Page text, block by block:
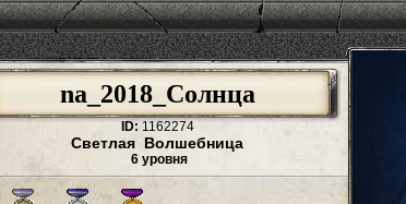
na_2018_Солнца
ID: 1162274
Светлая Волшебница
6 уровня